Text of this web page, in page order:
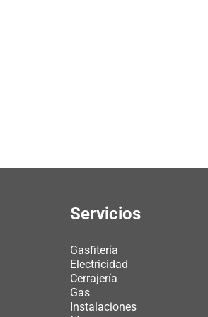
Servicios
Gasfitería
Electricidad
Cerrajería
Gas
Instalaciones